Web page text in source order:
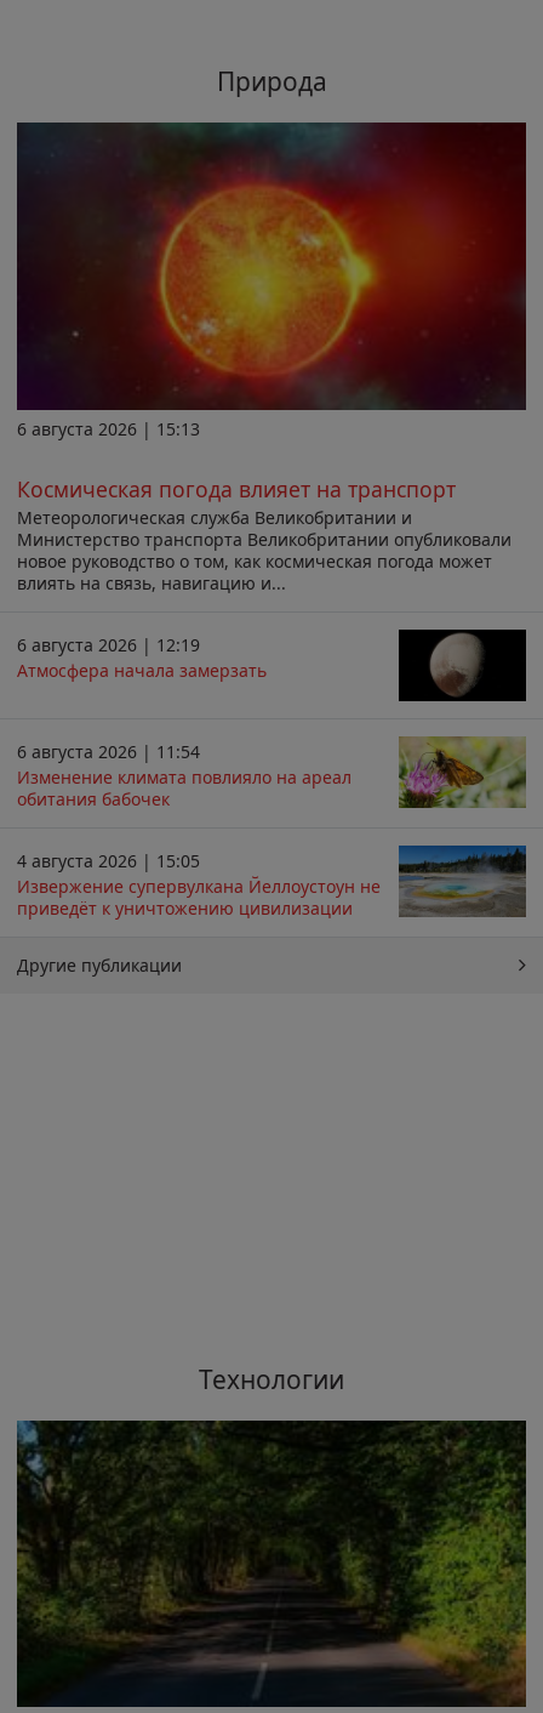
Природа
6 августа 2026 | 15:13
Космическая погода влияет на транспорт
Метеорологическая служба Великобритании и
Министерство транспорта Великобритании опубликовали
новое руководство о том, как космическая погода может
влиять на связь, навигацию и...
6 августа 2026 | 12:19
Атмосфера начала замерзать
6 августа 2026 | 11:54
Изменение климата повлияло на ареал
обитания бабочек
4 августа 2026 | 15:05
Извержение супервулкана Йеллоустоун не
приведёт к уничтожению цивилизации
Другие публикации
Технологии